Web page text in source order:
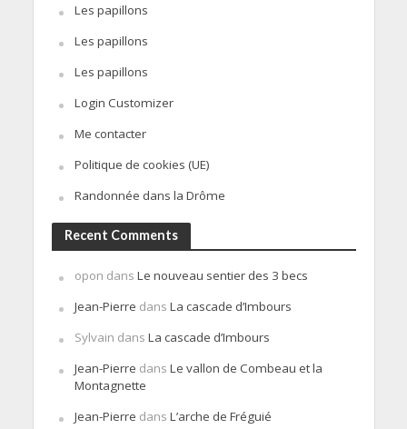
Les papillons
Les papillons
Les papillons
Login Customizer
Me contacter
Politique de cookies (UE)
Randonnée dans la Drôme
Recent Comments
opon dans Le nouveau sentier des 3 becs
Jean-Pierre dans La cascade d’Imbours
Sylvain dans La cascade d’Imbours
Jean-Pierre dans Le vallon de Combeau et la
Montagnette
Jean-Pierre dans L’arche de Fréguié